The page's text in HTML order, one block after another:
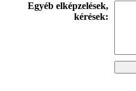
Egyéb elképzelések,
kérések: